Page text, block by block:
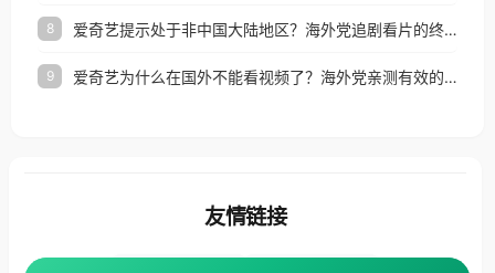
8 爱奇艺提示处于非中国大陆地区？海外党追剧看片的终极解决方案来了
9 爱奇艺为什么在国外不能看视频了？海外党亲测有效的回国加速方案来了
友情链接